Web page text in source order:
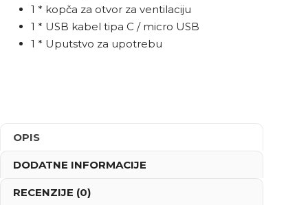
1 * kopča za otvor za ventilaciju
1 * USB kabel tipa C / micro USB
1 * Uputstvo za upotrebu
OPIS
DODATNE INFORMACIJE
RECENZIJE (0)